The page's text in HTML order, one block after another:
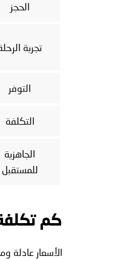
الحجز
تجربة
التوفر
التكلفة
الجاهزية
للمستقبل
كم
الأسعار عادلة